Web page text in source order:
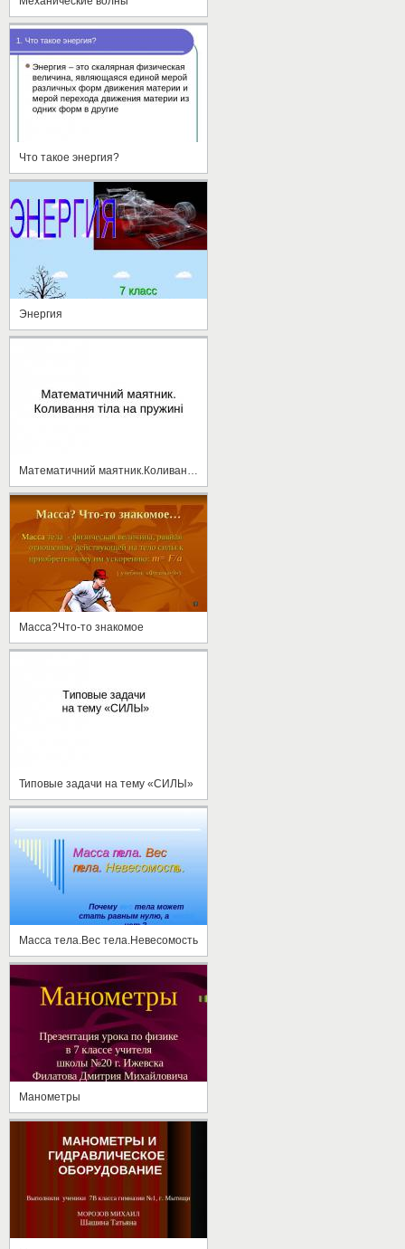
Что такое энергия?
Энергия
Масса?Что-то знакомое
Типовые задачи на тему «СИЛЫ»
Масса тела.Вес тела.Невесомость
Манометры